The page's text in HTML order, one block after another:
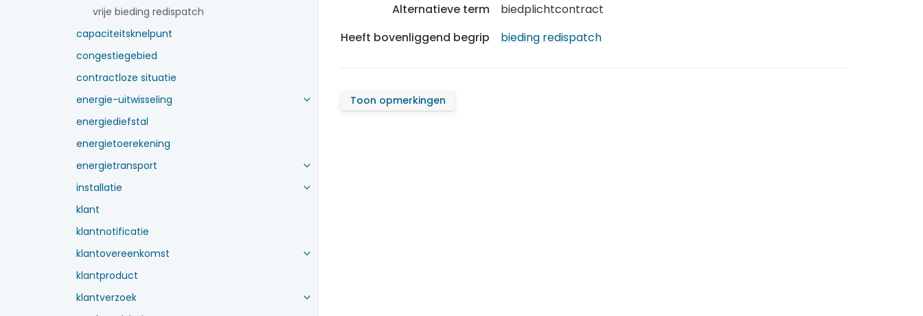
vrije bieding redispatch
capaciteitsknelpunt
congestiegebied
contractloze situatie
energie-uitwisseling
energiediefstal
energietoerekening
energietransport
installatie
klant
klantnotificatie
klantovereenkomst
klantproduct
klantverzoek
Alternatieve term
biedplichtcontract
Heeft bovenliggend begrip
bieding redispatch
Toon opmerkingen